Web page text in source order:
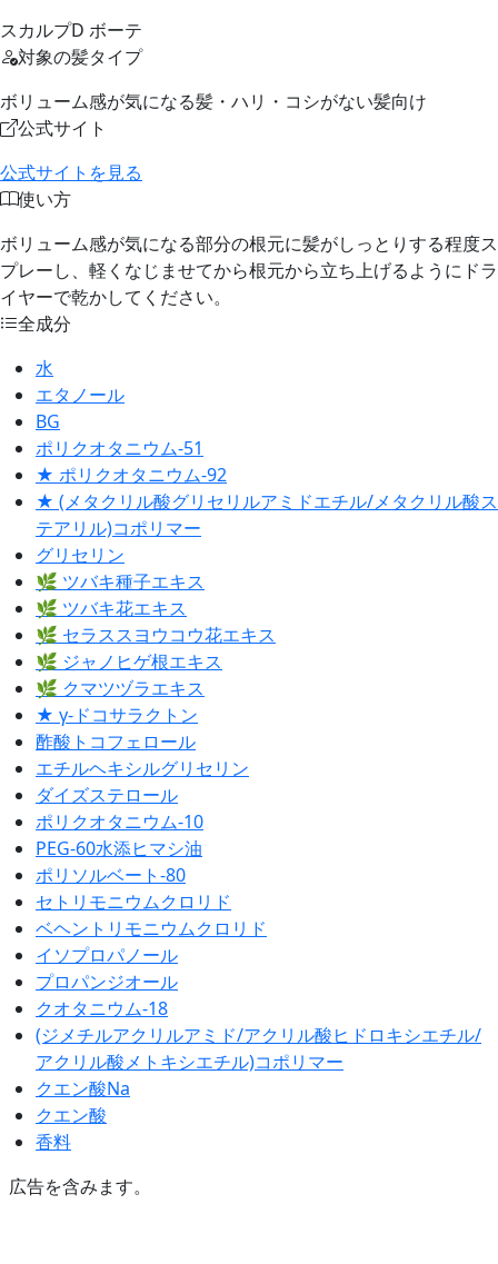
スカルプD ボーテ
対象の髪タイプ
ボリューム感が気になる髪・ハリ・コシがない髪向け
公式サイト
公式サイトを見る
使い方
ボリューム感が気になる部分の根元に髪がしっとりする程度ス
プレーし、軽くなじませてから根元から立ち上げるようにドラ
イヤーで乾かしてください。
全成分
水
エタノール
BG
ポリクオタニウム-51
★ ポリクオタニウム-92
★ (メタクリル酸グリセリルアミドエチル/メタクリル酸ス
テアリル)コポリマー
グリセリン
🌿 ツバキ種子エキス
🌿 ツバキ花エキス
🌿 セラススヨウコウ花エキス
🌿 ジャノヒゲ根エキス
🌿 クマツヅラエキス
★ γ‐ドコサラクトン
酢酸トコフェロール
エチルヘキシルグリセリン
ダイズステロール
ポリクオタニウム‐10
PEG‐60水添ヒマシ油
ポリソルベート-80
セトリモニウムクロリド
ベヘントリモニウムクロリド
イソプロパノール
プロパンジオール
クオタニウム‐18
(ジメチルアクリルアミド/アクリル酸ヒドロキシエチル/
アクリル酸メトキシエチル)コポリマー
クエン酸Na
クエン酸
香料
広告を含みます。